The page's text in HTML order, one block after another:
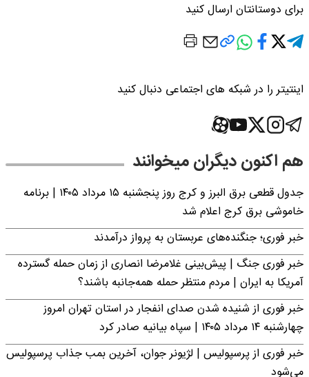
برای دوستانتان ارسال کنید
اینتیتر را در شبکه های اجتماعی دنبال کنید
هم اکنون دیگران میخوانند
جدول قطعی برق البرز و کرج روز پنجشنبه ۱۵ مرداد ۱۴۰۵ | برنامه
خاموشی برق کرج اعلام شد
خبر فوری؛ جنگنده‌های عربستان به پرواز درآمدند
خبر فوری جنگ | پیش‌بینی غلامرضا انصاری از زمان حمله گسترده
آمریکا به ایران | مردم منتظر حمله همه‌جانبه باشند؟
خبر فوری از شنیده شدن صدای انفجار در استان تهران امروز
چهارشنبه ۱۴ مرداد ۱۴۰۵ | سپاه بیانیه صادر کرد
خبر فوری از پرسپولیس | لژیونر جوان، آخرین بمب جذاب پرسپولیس
می‌شود